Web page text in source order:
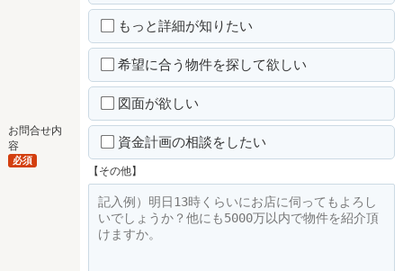
お問合せ内
容
必須
もっと詳細が知りたい
希望に合う物件を探して欲しい
図面が欲しい
資金計画の相談をしたい
【その他】